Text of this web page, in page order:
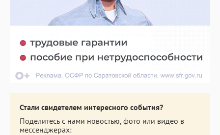
Стали свидетелем интересного события?
Поделитесь с нами новостью, фото или видео в
мессенджерах: